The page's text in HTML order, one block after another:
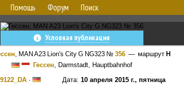
Помощь Форум Поиск
Условная публикация
, MAN A23 Lion's City G NG323№ 356 — маршрут H
Гессен, Darmstadt, Hauptbahnhof
9122_DA · Дата: 10 апреля 2015 г., пятница